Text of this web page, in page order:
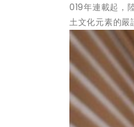
019年連載起，
土文化元素的嚴